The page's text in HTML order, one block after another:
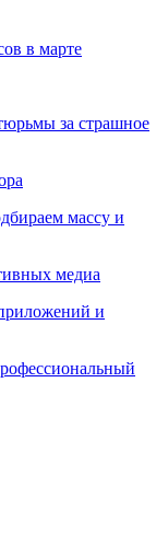
в марте
за страшное
массу и
медиа
и